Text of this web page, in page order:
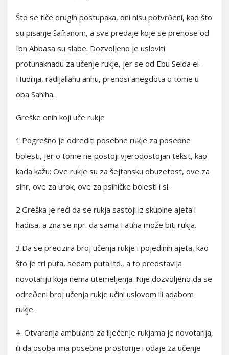
Što se tiče drugih postupaka, oni nisu potvrðeni, kao što
su pisanje šafranom, a sve predaje koje se prenose od
Ibn Abbasa su slabe. Dozvoljeno je usloviti
protunaknadu za učenje rukje, jer se od Ebu Seida el-
Hudrija, radijallahu anhu, prenosi anegdota o tome u
oba Sahiha.
Greške onih koji uče rukje
1.Pogrešno je odrediti posebne rukje za posebne
bolesti, jer o tome ne postoji vjerodostojan tekst, kao
kada kažu: Ove rukje su za šejtansku obuzetost, ove za
sihr, ove za urok, ove za psihičke bolesti i sl.
2.Greška je reći da se rukja sastoji iz skupine ajeta i
hadisa, a zna se npr. da sama Fatiha može biti rukja.
3.Da se precizira broj učenja rukje i pojedinih ajeta, kao
što je tri puta, sedam puta itd., a to predstavlja
novotariju koja nema utemeljenja. Nije dozvoljeno da se
odreðeni broj učenja rukje učini uslovom ili adabom
rukje.
4. Otvaranja ambulanti za liječenje rukjama je novotarija,
ili da osoba ima posebne prostorije i odaje za učenje